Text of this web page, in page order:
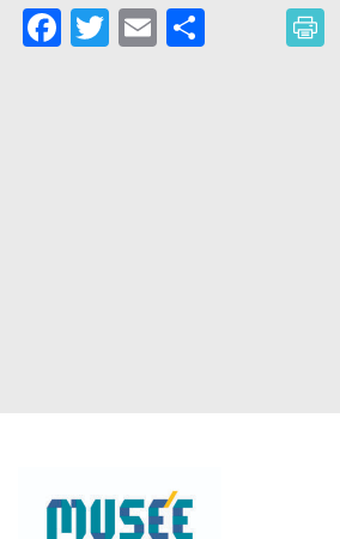
Facebook
Twitter
EmailPartager